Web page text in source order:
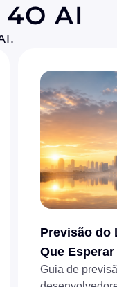
AI
Previsão do
Que
Guia de